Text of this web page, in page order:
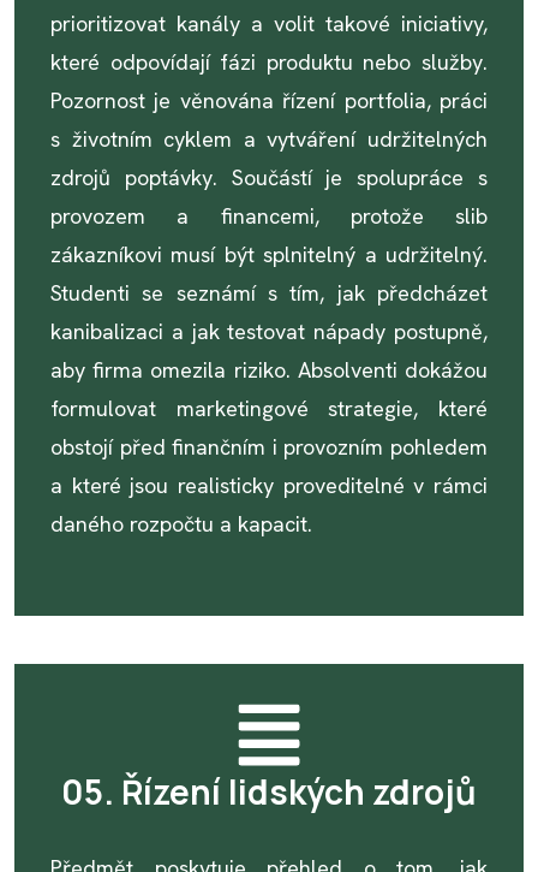
prioritizovat kanály a volit takové iniciativy,
které odpovídají fázi produktu nebo služby.
Pozornost je věnována řízení portfolia, práci
s životním cyklem a vytváření udržitelných
zdrojů poptávky. Součástí je spolupráce s
provozem a financemi, protože slib
zákazníkovi musí být splnitelný a udržitelný.
Studenti se seznámí s tím, jak předcházet
kanibalizaci a jak testovat nápady postupně,
aby firma omezila riziko. Absolventi dokážou
formulovat marketingové strategie, které
obstojí před finančním i provozním pohledem
a které jsou realisticky proveditelné v rámci
daného rozpočtu a kapacit.
05. Řízení lidských zdrojů